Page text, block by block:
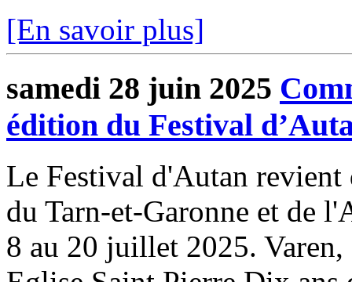
[En savoir plus]
samedi 28 juin 2025
édition du Festival
Le Festival d'Autan revient
du Tarn-et-Garonne et de
8 au 20 juillet 2025.